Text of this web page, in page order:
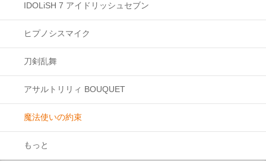
IDOLiSH 7 アイドリッシュセブン
ヒプノシスマイク
刀剣乱舞
アサルトリリィ BOUQUET
魔法使いの約束
もっと